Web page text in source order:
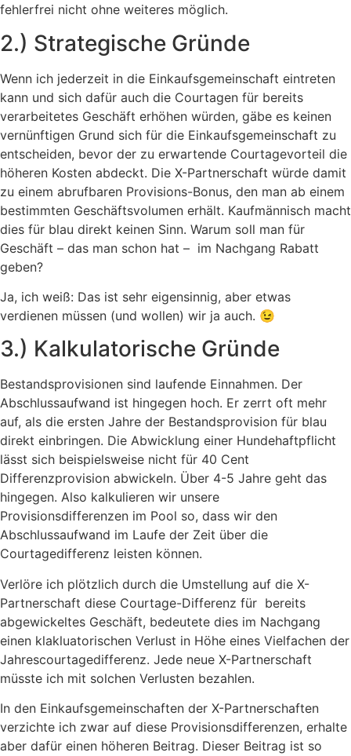
fehlerfrei nicht ohne weiteres möglich.
2.) Strategische Gründe
Wenn ich jederzeit in die Einkaufsgemeinschaft eintreten
kann und sich dafür auch die Courtagen für bereits
verarbeitetes Geschäft erhöhen würden, gäbe es keinen
vernünftigen Grund sich für die Einkaufsgemeinschaft zu
entscheiden, bevor der zu erwartende Courtagevorteil die
höheren Kosten abdeckt. Die X-Partnerschaft würde damit
zu einem abrufbaren Provisions-Bonus, den man ab einem
bestimmten Geschäftsvolumen erhält. Kaufmännisch macht
dies für blau direkt keinen Sinn. Warum soll man für
Geschäft – das man schon hat – im Nachgang Rabatt
geben?
Ja, ich weiß: Das ist sehr eigensinnig, aber etwas
verdienen müssen (und wollen) wir ja auch. 😉
3.) Kalkulatorische Gründe
Bestandsprovisionen sind laufende Einnahmen. Der
Abschlussaufwand ist hingegen hoch. Er zerrt oft mehr
auf, als die ersten Jahre der Bestandsprovision für blau
direkt einbringen. Die Abwicklung einer Hundehaftpflicht
lässt sich beispielsweise nicht für 40 Cent
Differenzprovision abwickeln. Über 4-5 Jahre geht das
hingegen. Also kalkulieren wir unsere
Provisionsdifferenzen im Pool so, dass wir den
Abschlussaufwand im Laufe der Zeit über die
Courtagedifferenz leisten können.
Verlöre ich plötzlich durch die Umstellung auf die X-
Partnerschaft diese Courtage-Differenz für bereits
abgewickeltes Geschäft, bedeutete dies im Nachgang
einen klakluatorischen Verlust in Höhe eines Vielfachen der
Jahrescourtagedifferenz. Jede neue X-Partnerschaft
müsste ich mit solchen Verlusten bezahlen.
In den Einkaufsgemeinschaften der X-Partnerschaften
verzichte ich zwar auf diese Provisionsdifferenzen, erhalte
aber dafür einen höheren Beitrag. Dieser Beitrag ist so